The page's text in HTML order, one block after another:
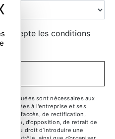
Masquer le
les conditions
**
sont nécessaires aux
destinées à l'entreprise et ses
d’accès, de rectification,
d’opposition, de retrait de
et du droit d’introduire une